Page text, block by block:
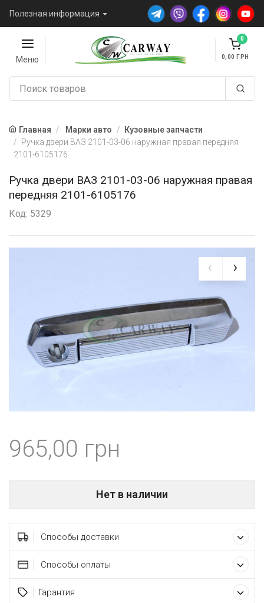
Полезная информация
Меню
0
0,00
Главная Марки авто
Кузовные запчасти
Ручка двери ВАЗ 2101-03-06 наружная правая передняя
2101-6105176
Ручка двери ВАЗ 2101-03-06 наружная правая
передняя 2101-6105176
Код: 5329
965,00
Нет в наличии
Способы доставки
Способы оплаты
Гарантия